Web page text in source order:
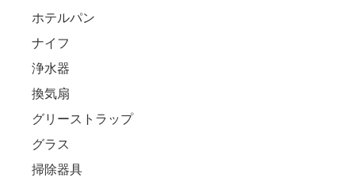
ホテルパン
ナイフ
浄水器
換気扇
グリーストラップ
グラス
掃除器具